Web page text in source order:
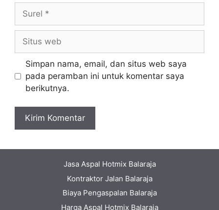
web
Simpan nama, email, dan situs web saya
pada peramban ini untuk komentar saya
berikutnya.
Jasa Aspal Hotmix Balaraja
Kontraktor Jalan Balaraja
Biaya Pengaspalan Balaraja
Harga Aspal Hotmix Balaraja